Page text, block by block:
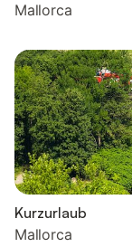
Mallorca
Kurzurlaub
Mallorca